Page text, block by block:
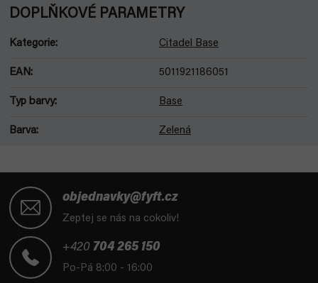
DOPLŇKOVÉ PARAMETRY
Kategorie: Citadel Base
EAN: 5011921186051
Typ barvy: Base
Barva: Zelená
objednavky@fyft.cz
Zeptej se nás na cokoliv!
+420 704 265 150
Po-Pá 8:00 - 16:00